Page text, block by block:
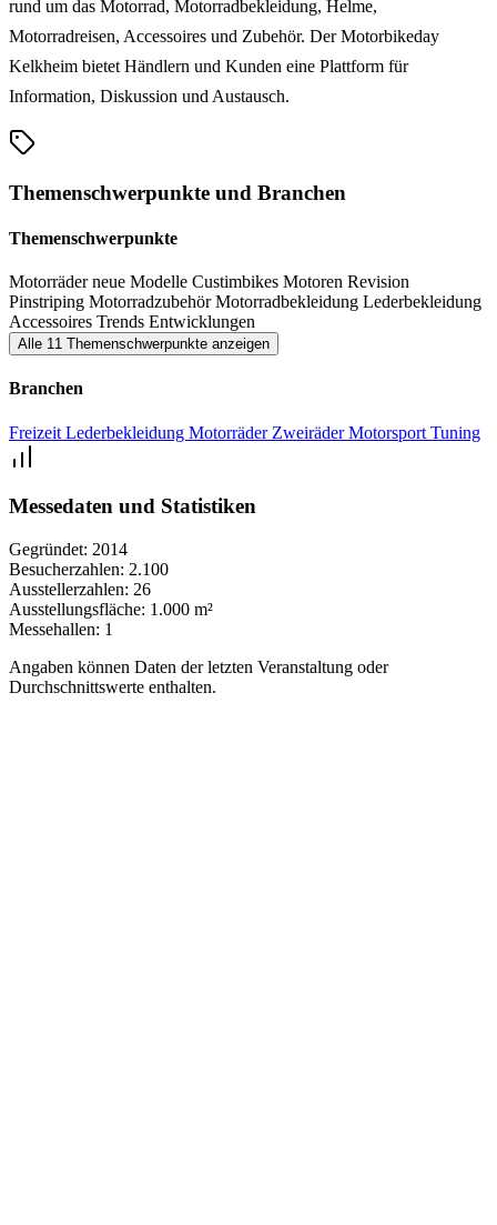
rund um das Motorrad, Motorradbekleidung, Helme,
Motorradreisen, Accessoires und Zubehör. Der Motorbikeday
Kelkheim bietet Händlern und Kunden eine Plattform für
Information, Diskussion und Austausch.
Themenschwerpunkte und Branchen
Themenschwerpunkte
Motorräderneue Modelle Custimbikes Motoren Revision
Pinstriping MotorradzubehörMotorradbekleidung Lederbekleidung
Accessoires Trends Entwicklungen
Alle 11 Themenschwerpunkte anzeigen
Branchen
Freizeit Lederbekleidung Motorräder ZweiräderMotorsport Tuning
Messedaten und Statistiken
Gegründet: 2014
Besucherzahlen: 2.100
Ausstellerzahlen: 26
Ausstellungsfläche: 1.000 m²
Messehallen: 1
Angaben können Daten der letzten Veranstaltung oder
Durchschnittswerte enthalten.